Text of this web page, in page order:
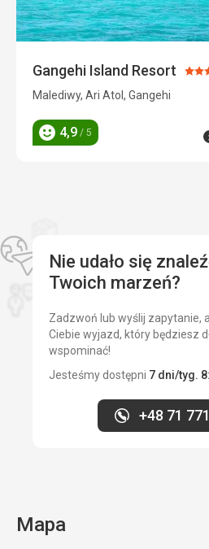
Gangehi Island Resort
Malediwy, Ari Atol, Gangehi
Ocena
4,9 / 5
Nie udało się
Twoich marzeń?
Zadzwoń lub wyślij zapytanie,
Ciebie wyjazd, który będziesz
wspominać!
Jesteśmy dostępni 7 dni/tyg.
+48 71
Mapa